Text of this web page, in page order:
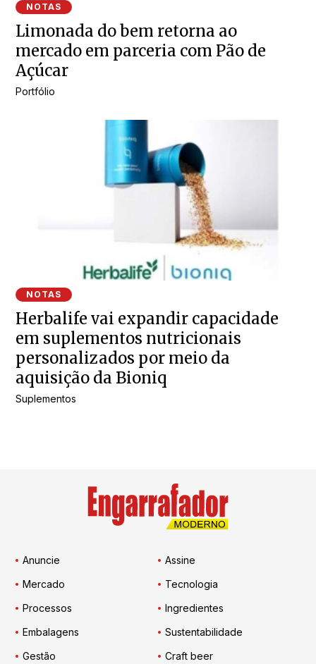
NOTAS
Limonada do bem retorna ao
mercado em parceria com Pão de
Açúcar
Portfólio
NOTAS
Herbalife vai expandir capacidade
em suplementos nutricionais
personalizados por meio da
aquisição da Bioniq
Suplementos
Anuncie
Assine
Mercado
Tecnologia
Processos
Ingredientes
Embalagens
Sustentabilidade
Gestão
Craft beer